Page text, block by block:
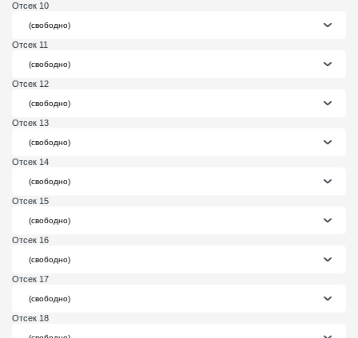
Отсек 10
Отсек 11
Отсек 12
Отсек 13
Отсек 14
Отсек 15
Отсек 16
Отсек 17
Отсек 18